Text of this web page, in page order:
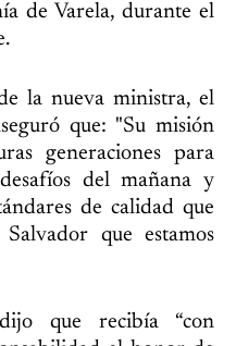
de Varela, durante el
la nueva ministra, el
que: "Su misión
generaciones para
del mañana y
de calidad que
que estamos
que recibía “con